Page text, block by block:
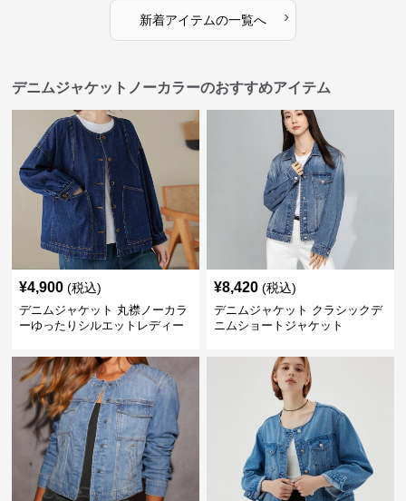
新着アイテムの一覧へ ›
デニムジャケットノーカラーのおすすめアイテム
¥4,900 (税込)
デニムジャケット 丸襟ノーカラ
ーゆったりシルエットレディー
¥8,420 (税込)
デニムジャケット クラシックデ
ニムショートジャケット